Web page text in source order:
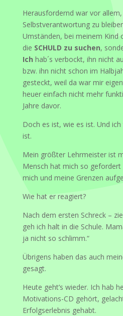
Herausfordernd war vor
Selbstverantwortung zu
Umständen, bei meinem Kind
die SCHULD zu suchen,
Ich hab´s verbockt, ihn nicht
bzw. ihn nicht schon im
gesteckt, weil da war mir
heuer einfach nicht mehr
Jahre davor.
Doch es ist, wie es ist. Und
ist.
Mein größter Lehrmeister ist
Mensch hat mich so
mich und meine Grenzen
Wie hat er reagiert?
Nach dem ersten Schreck –
geh ich halt in die Schule.
ja nicht so schlimm.“
Übrigens haben das auch
gesagt.
Heute geht’s wieder. Ich hab
Motivations-CD gehört,
Erfolgserlebnis gehabt.